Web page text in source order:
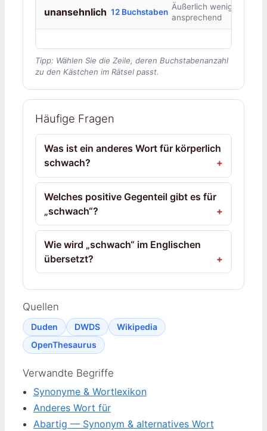
unansehnlich 12 Buchstaben
Äußerlich wenig
ansprechend
Tipp: Wählen Sie die Zeile, deren Buchstabenanzahl
zu den Kästchen im Rätsel passt.
Häufige Fragen
Was ist ein anderes Wort für körperlich
schwach?
Welches positive Gegenteil gibt es für
„schwach“?
Wie wird „schwach“ im Englischen
übersetzt?
Quellen
Duden DWDS
Wikipedia
OpenThesaurus
Verwandte Begriffe
Synonyme & Wortlexikon
Anderes Wort für
Abartig — Synonym & alternatives Wort